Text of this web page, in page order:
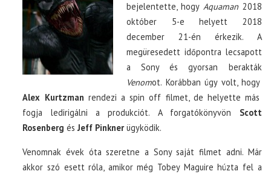
bejelentette, hogy Aquaman2018
október 5-e helyett 2018
december 21-én érkezik. A
megüresedett időpontra lecsapott
a Sony és gyorsan berakták
Venomot. Korábban úgy volt, hogy
Alex Kurtzman rendezi a spin off filmet, de helyette más
fogja ledirigálni a produkciót. A forgatókönyvön Scott
Rosenberg és Jeff Pinknerügyködik.
Venomnak évek óta szeretne a Sony saját filmet adni. Már
akkor szó esett róla, amikor még Tobey Maguire húzta fel a